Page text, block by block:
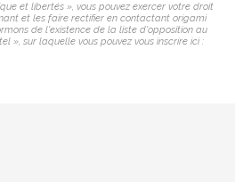
et libertés », vous pouvez exercer votre droit
et les faire rectifier en contactant origami
de l'existence de la liste d'opposition au
», sur laquelle vous pouvez vous inscrire ici :